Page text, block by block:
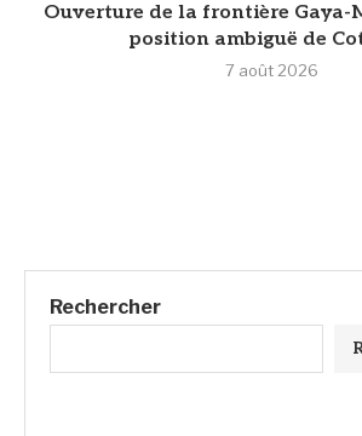
Ouverture de la frontière Gaya-
position ambiguë de
7 août 2026
Rechercher